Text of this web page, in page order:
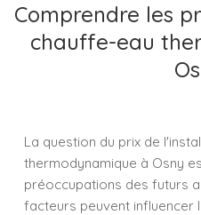
Comprendre les
chauffe-eau
La question du prix de
thermodynamique à Osny
préoccupations des futurs
facteurs peuvent influencer